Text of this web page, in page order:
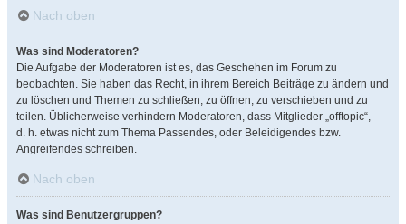
Nach oben
Was sind Moderatoren?
Die Aufgabe der Moderatoren ist es, das Geschehen im Forum zu
beobachten. Sie haben das Recht, in ihrem Bereich Beiträge zu ändern und
zu löschen und Themen zu schließen, zu öffnen, zu verschieben und zu
teilen. Üblicherweise verhindern Moderatoren, dass Mitglieder „offtopic“,
d. h. etwas nicht zum Thema Passendes, oder Beleidigendes bzw.
Angreifendes schreiben.
Nach oben
Was sind Benutzergruppen?